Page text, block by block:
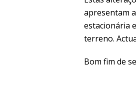
apresentam
estacionária
terreno.
Bom fim de